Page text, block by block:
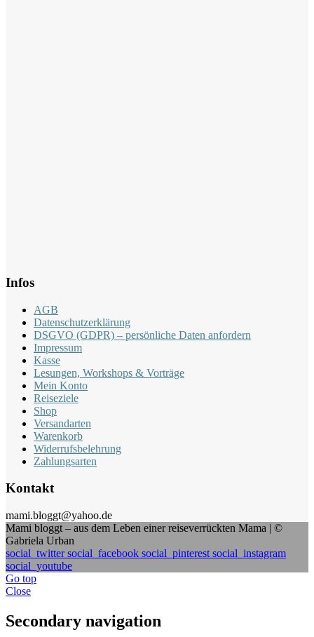
Infos
AGB
Datenschutzerklärung
DSGVO (GDPR) – persönliche Daten anfordern
Impressum
Kasse
Lesungen, Workshops & Vorträge
Mein Konto
Reiseziele
Shop
Versandarten
Warenkorb
Widerrufsbelehrung
Zahlungsarten
Kontakt
mami.bloggt@yahoo.de
Mami bloggt – aus dem Leben einer reiseverrückten Mama | ©
Gabriela Urban
social_twittersocial_facebook social_pinterest social_instagram
social_youtube
Go top
Close
Secondary navigation